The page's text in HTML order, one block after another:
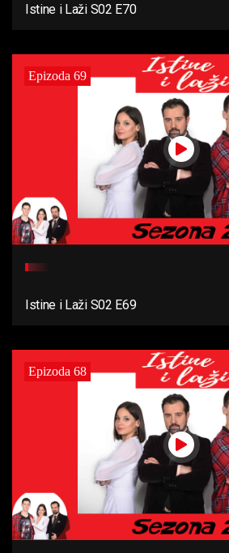
Istine i Laži S02 E70
Epizoda 69
Istine i Laži S02 E69
Epizoda 68